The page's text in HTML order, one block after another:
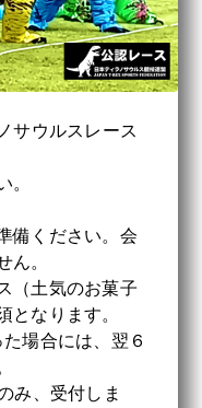
サウルスレース
。
備ください。会
ん。
（土気のお菓子
となります。
場合には、翌６
み、受付しま